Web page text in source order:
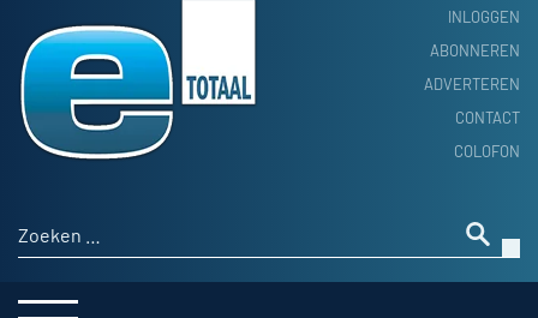
INLOGGEN
ABONNEREN
ADVERTEREN
CONTACT
COLOFON
Zoeken naar:
HOME
PRODUCTNIEUWS
ACHTERGROND
THEMA’S
SERVICE